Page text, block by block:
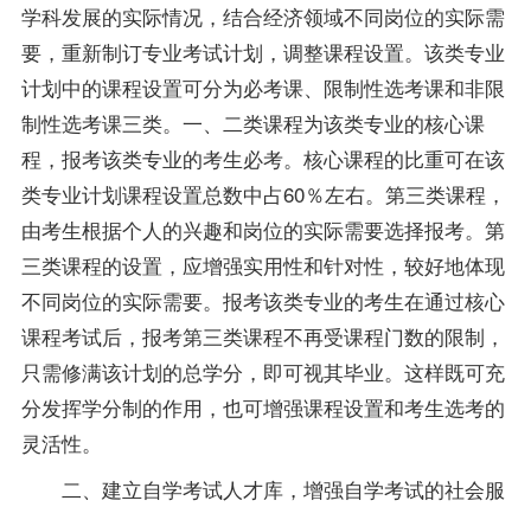
学科发展的实际情况，结合经济领域不同岗位的实际需
要，重新制订专业考试计划，调整课程设置。该类专业
计划中的课程设置可分为必考课、限制性选考课和非限
制性选考课三类。一、二类课程为该类专业的核心课
程， 报考该类专业的考生必考。核心课程的比重可在该
类专业计划课程设置总数中占60％左右。第三类课程，
由考生根据个人的兴趣和岗位的实际需要选择报考。第
三类课程的设置，应增强实用性和针对性，较好地体现
不同岗位的实际需要。报考该类专业的考生在通过核心
课程考试后，报考第三类课程不再受课程门数的限制，
只需修满该计划的总学分，即可视其毕业。这样既可充
分发挥学分制的作用，也可增强课程设置和考生选考的
灵活性。
二、建立自学考试人才库，增强自学考试的社会服